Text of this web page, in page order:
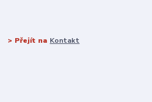
> Přejít na Kontakt